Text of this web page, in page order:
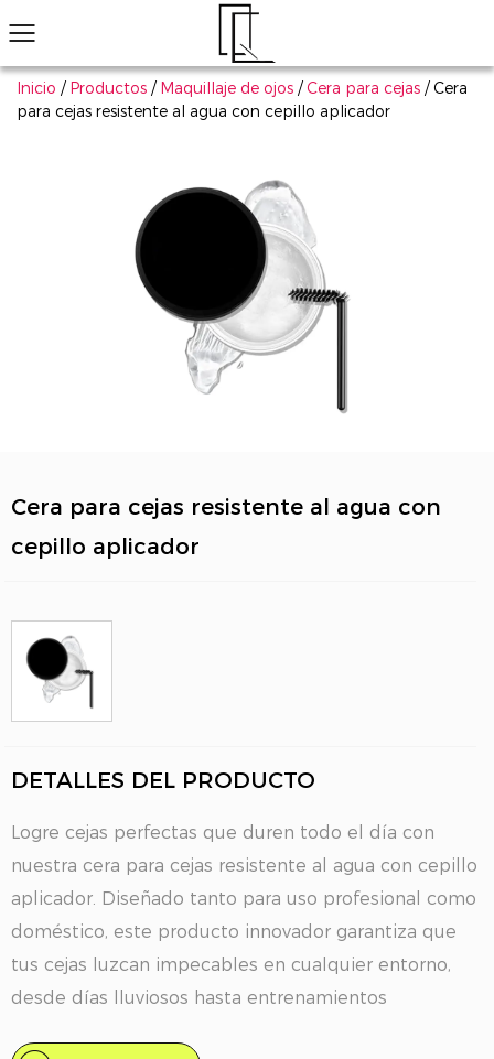
Inicio / Productos / Maquillaje de ojos /Cera para cejas /Cera
para cejas resistente al agua con cepillo aplicador
Cera para cejas resistente al agua con
cepillo aplicador
DETALLES DEL PRODUCTO
Logre cejas perfectas que duren todo el día con
nuestra cera para cejas resistente al agua con cepillo
aplicador. Diseñado tanto para uso profesional como
doméstico, este producto innovador garantiza que
tus cejas luzcan impecables en cualquier entorno,
desde días lluviosos hasta entrenamientos